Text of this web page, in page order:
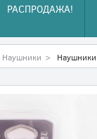
РАСПРОДАЖА!
Наушники >